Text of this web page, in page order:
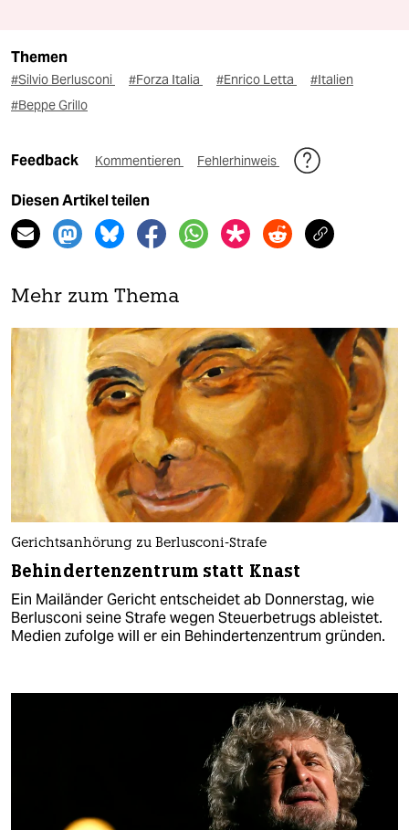
Themen
#Silvio Berlusconi #Forza Italia #Enrico Letta
#Italien
#Beppe Grillo
Feedback Kommentieren Fehlerhinweis
Diesen Artikel teilen
Mehr zum Thema
Gerichtsanhörung zu Berlusconi-Strafe
Behindertenzentrum statt Knast
Ein Mailänder Gericht entscheidet ab Donnerstag, wie
Berlusconi seine Strafe wegen Steuerbetrugs ableistet.
Medien zufolge will er ein Behindertenzentrum gründen.